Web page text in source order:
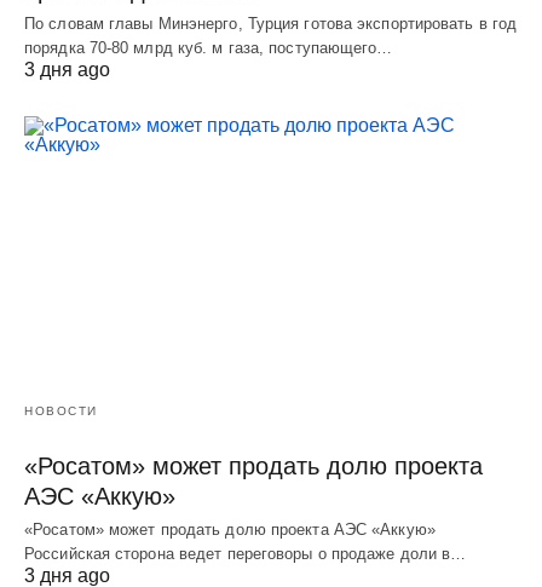
По словам главы Минэнерго, Турция готова экспортировать в год
порядка 70-80 млрд куб. м газа, поступающего…
3 дня ago
НОВОСТИ
«Росатом» может продать долю проекта
АЭС «Аккую»
«Росатом» может продать долю проекта АЭС «Аккую»
Российская сторона ведет переговоры о продаже доли в…
3 дня ago